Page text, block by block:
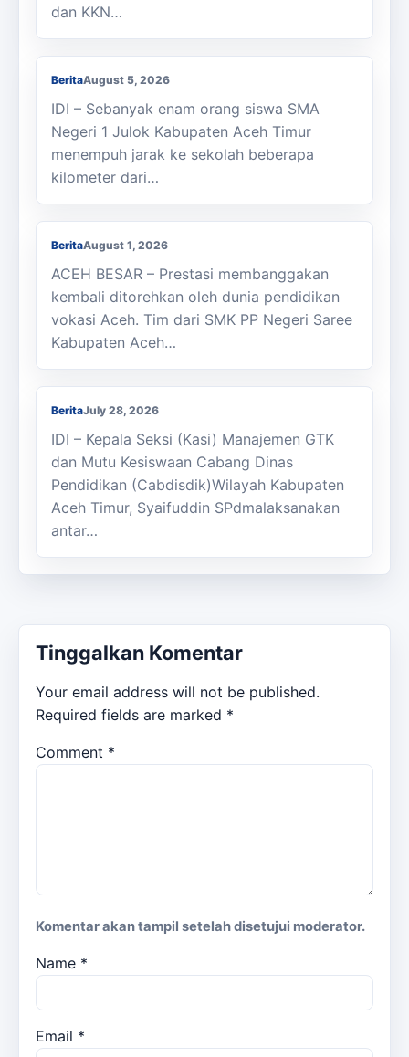
dan KKN…
Berjalan Kaki ke Sekolah, Enam Siswa
SMAN 1 Julok Butuh Sepeda
BeritaAugust 5, 2026
IDI – Sebanyak enam orang siswa SMA
Negeri 1 Julok Kabupaten Aceh Timur
menempuh jarak ke sekolah beberapa
kilometer dari…
Membanggakan, Siswa SMK PPN Saree
Raih Juara LKS Nasional 2026
BeritaAugust 1, 2026
ACEH BESAR – Prestasi membanggakan
kembali ditorehkan oleh dunia pendidikan
vokasi Aceh. Tim dari SMK PP Negeri Saree
Kabupaten Aceh…
Kasi Cabdisdik Kabupaten Aceh Timur
Antar Tugas Kepala SMKN 1 Julok
BeritaJuly 28, 2026
IDI – Kepala Seksi (Kasi) Manajemen GTK
dan Mutu Kesiswaan Cabang Dinas
Pendidikan (Cabdisdik)Wilayah Kabupaten
Aceh Timur, Syaifuddin SPdmalaksanakan
antar…
Tinggalkan Komentar
Your email address will not be published.
Required fields are marked *
Comment *
Komentar akan tampil setelah disetujui moderator.
Name *
Email *